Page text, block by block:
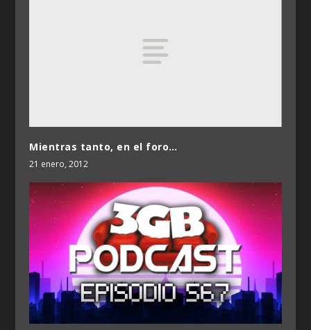
Mientras tanto, en el foro…
21 enero, 2012